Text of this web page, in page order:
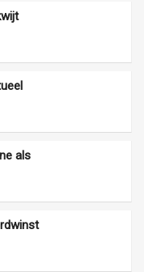
als